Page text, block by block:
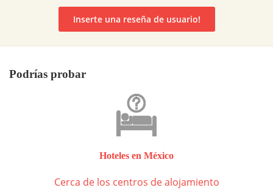
Inserte una reseña de usuario!
Podrías probar
Hoteles en México
Cerca de los centros de alojamiento